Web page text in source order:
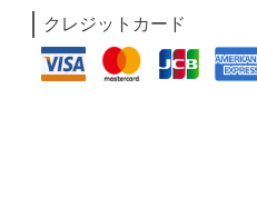
クレジットカード